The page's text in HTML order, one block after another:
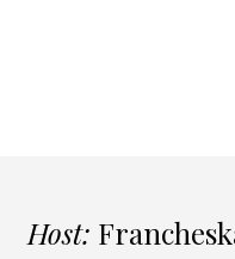
Host: